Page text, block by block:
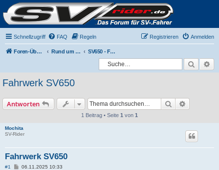
Schnellzugriff FAQ Regeln Anmelden
Registrieren
Foren-Übersicht Rund um die SV650 SV650 - Fahrwerk und Reifenwahl
Suche
Fahrwerk SV650
Antworten Suche
1 Beitrag • Seite 1 von 1
Mochita
SV-Rider
Fahrwerk SV650
#1
B06.11.2025 10:33